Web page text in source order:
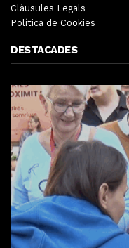
Clàusules Legals
Política de Cookies
DESTACADES